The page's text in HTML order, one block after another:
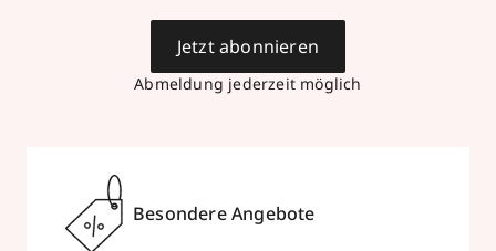
Abmeldung jederzeit möglich
Jetzt abonnieren
Besondere Angebote